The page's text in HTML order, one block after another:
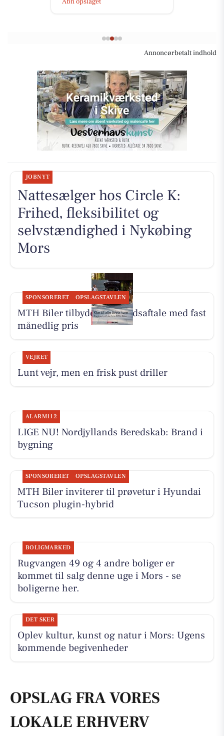
Annoncørbetalt indhold
JOBNYT
Nattesælger hos Circle K:
Frihed, fleksibilitet og
selvstændighed i Nykøbing
Mors
SPONSORERET OPSLAGSTAVLEN
MTH Biler tilbyder Tryghedsaftale med fast
månedlig pris
VEJRET
Lunt vejr, men en frisk pust driller
ALARM112
LIGE NU! Nordjyllands Beredskab: Brand i
bygning
SPONSORERET OPSLAGSTAVLEN
MTH Biler inviterer til prøvetur i Hyundai
Tucson plugin-hybrid
BOLIGMARKED
Rugvangen 49 og 4 andre boliger er
kommet til salg denne uge i Mors - se
boligerne her.
DET SKER
Oplev kultur, kunst og natur i Mors: Ugens
kommende begivenheder
OPSLAG FRA VORES
LOKALE ERHVERV